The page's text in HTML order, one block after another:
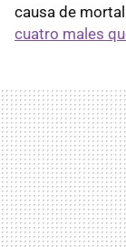
causa de
cuatro males